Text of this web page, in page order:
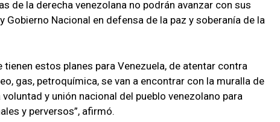
de la derecha venezolana no podrán avanzar con sus
Gobierno Nacional en defensa de la paz y soberanía de la
estos planes para Venezuela, de atentar contra
gas, petroquímica, se van a encontrar con la muralla de
y unión nacional del pueblo venezolano para
y perversos”, afirmó.